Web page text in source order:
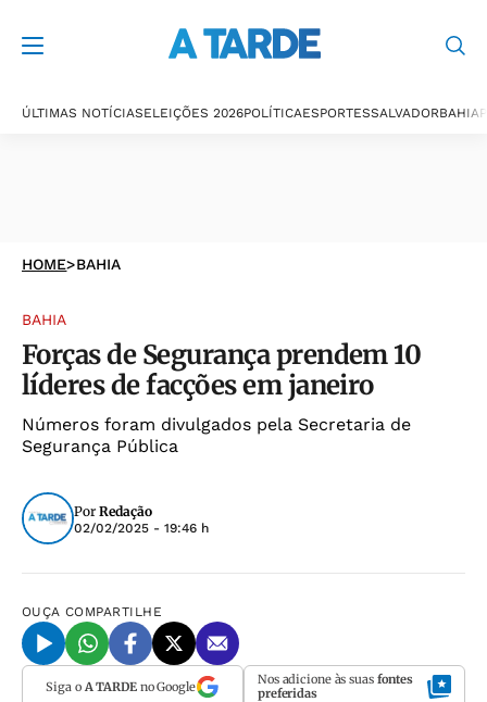
ÚLTIMAS NOTÍCIASELEIÇÕES 2026POLÍTICAESPORTESSALVADORBAHIA
HOME>BAHIA
BAHIA
Forças de Segurança prendem 10
líderes de facções em janeiro
Números foram divulgados pela Secretaria de
Segurança Pública
Por Redação
02/02/2025 - 19:46 h
OUÇA COMPARTILHE
Siga o A TARDEno Google Nos adicione às suas fontes
preferidas